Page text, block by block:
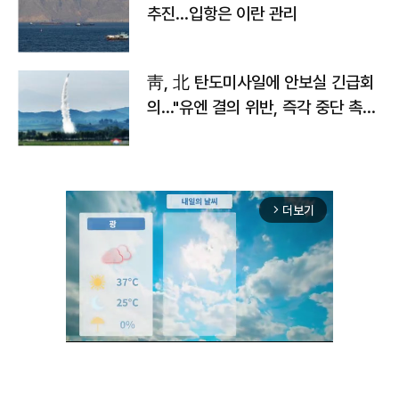
추진…입항은 이란 관리
靑, 北 탄도미사일에 안보실 긴급회
의…"유엔 결의 위반, 즉각 중단 촉
arrow_forward_ios 더보기